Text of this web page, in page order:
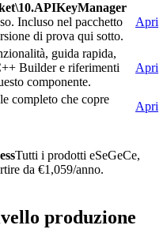
Incluso nel pacchetto
di prova qui sotto.
Apri
guida rapida,
Builder e riferimenti
componente.
Apri
completo che copre
Apri
Tutti i prodotti eSeGeCe,
da €1,059/anno.
produzione